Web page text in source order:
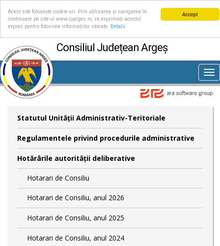
Accept
Acest site folosește cookie-uri. Prin utilizarea și navigarea în
continuare pe site-ul www.cjarges.ro, vă exprimați acordul
expres pentru folosirea informațiilor stocate.
Detalii
Consiliul Județean Argeș
Statutul Unităţii Administrativ-Teritoriale
Regulamentele privind procedurile administrative
Hotărârile autorităţii deliberative
Hotarari de Consiliu
Hotarari de Consiliu, anul 2026
Hotarari de Consiliu, anul 2025
Hotarari de Consiliu, anul 2024